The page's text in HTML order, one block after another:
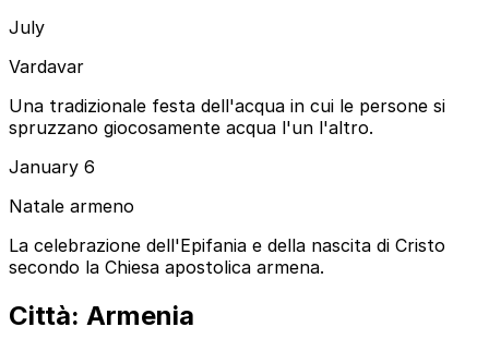
July
Vardavar
Una tradizionale festa dell'acqua in cui le persone si
spruzzano giocosamente acqua l'un l'altro.
January 6
Natale armeno
La celebrazione dell'Epifania e della nascita di Cristo
secondo la Chiesa apostolica armena.
Città: Armenia